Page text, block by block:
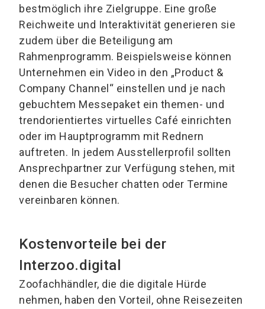
bestmöglich ihre Zielgruppe. Eine große
Reichweite und Interaktivität generieren sie
zudem über die Beteiligung am
Rahmenprogramm. Beispielsweise können
Unternehmen ein Video in den „Product &
Company Channel“ einstellen und je nach
gebuchtem Messepaket ein themen- und
trendorientiertes virtuelles Café einrichten
oder im Hauptprogramm mit Rednern
auftreten. In jedem Ausstellerprofil sollten
Ansprechpartner zur Verfügung stehen, mit
denen die Besucher chatten oder Termine
vereinbaren können.
Kostenvorteile bei der
Interzoo.digital
Zoofachhändler, die die digitale Hürde
nehmen, haben den Vorteil, ohne Reisezeiten